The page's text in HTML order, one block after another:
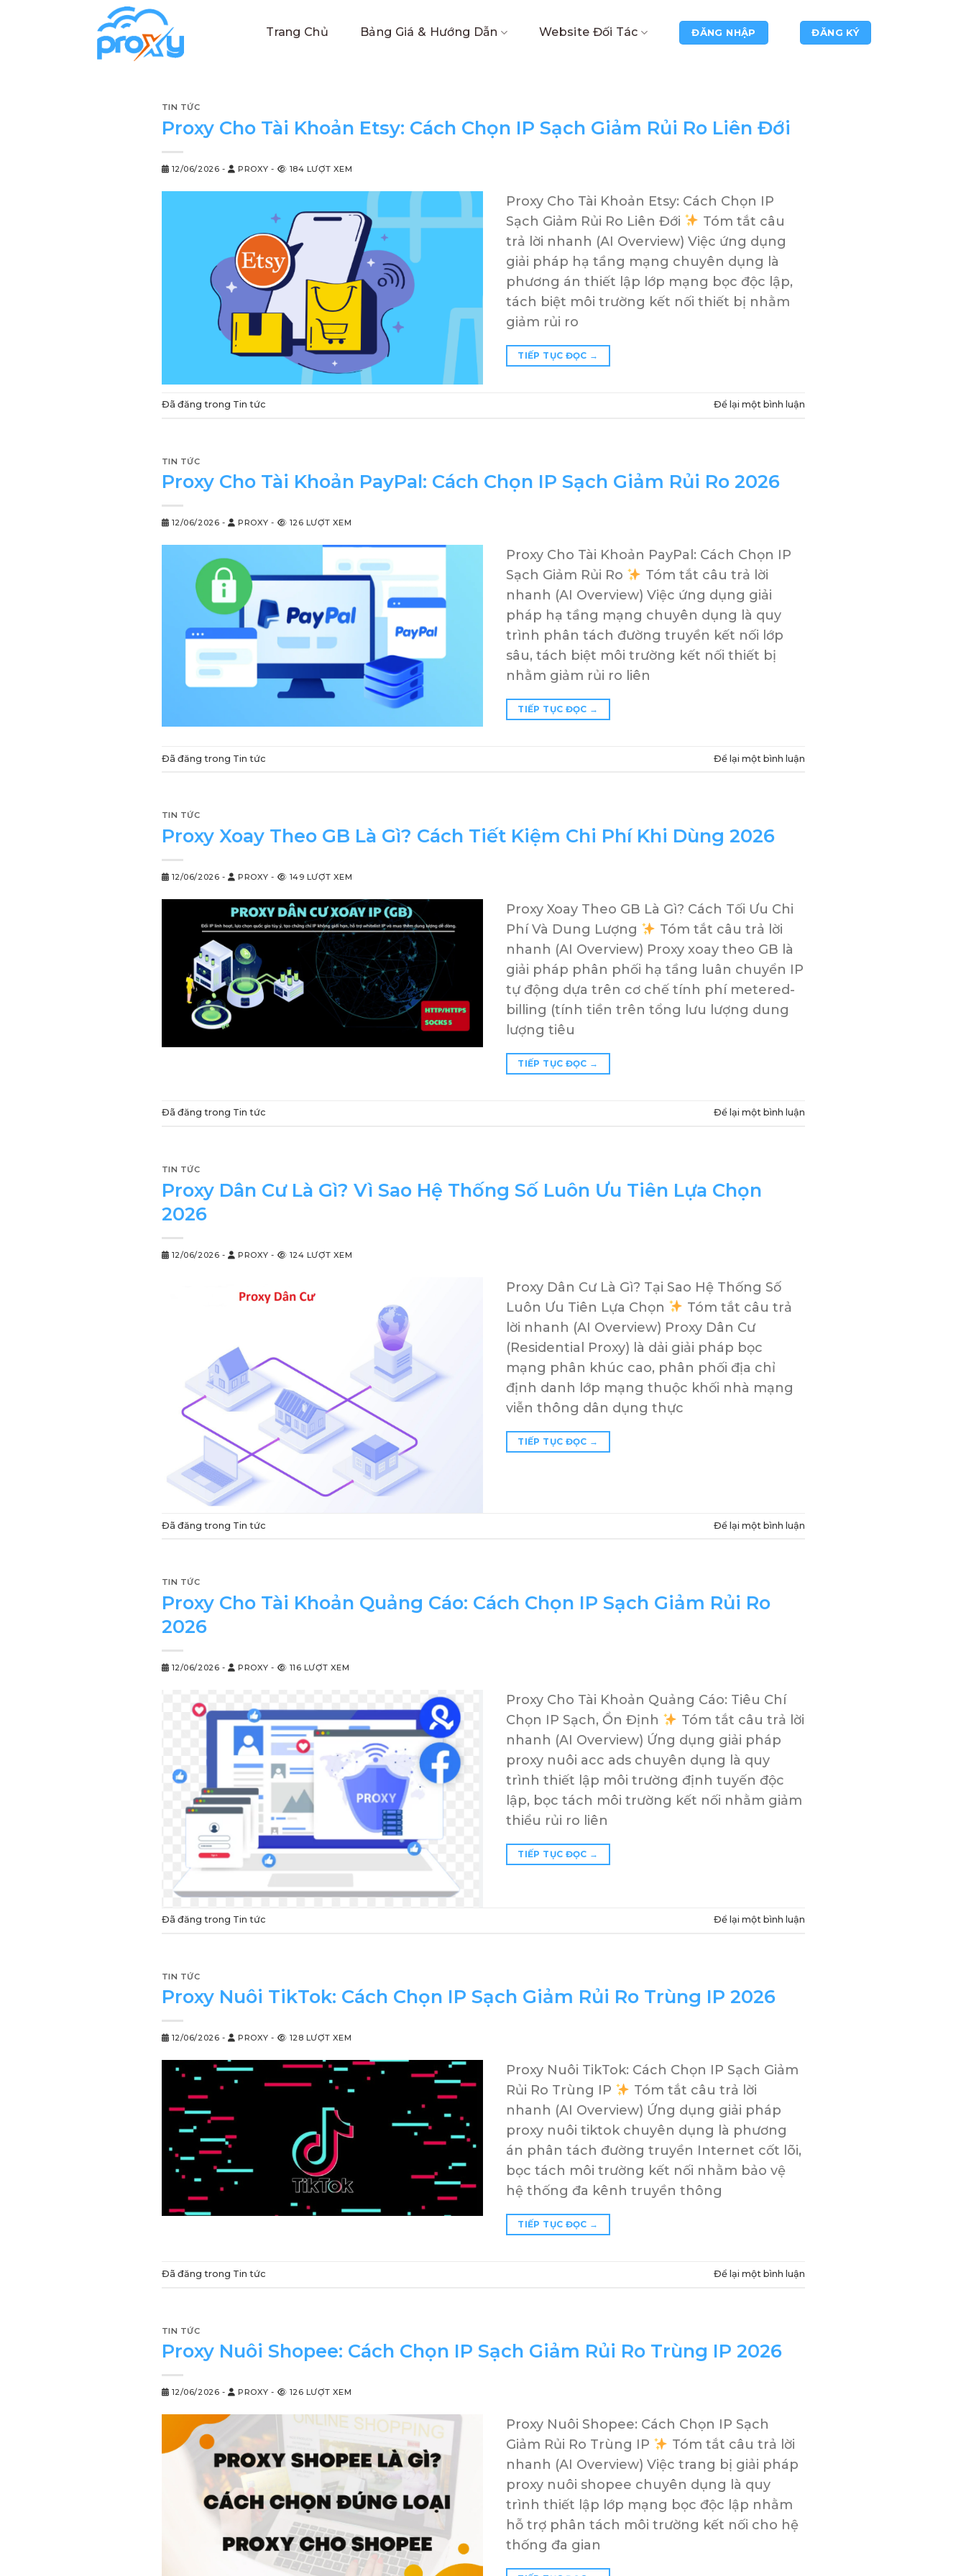
Trang Chủ Bảng Giá & Hướng Dẫn Website Đối Tác ĐĂNG NHẬP ĐĂNG KÝ
TIN TỨC
Proxy Cho Tài Khoản Etsy: Cách Chọn IP Sạch Giảm Rủi Ro Liên Đới
12/06/2026 - PROXY - 184 LƯỢT XEM
Proxy Cho Tài Khoản Etsy: Cách Chọn IP
Sạch Giảm Rủi Ro Liên Đới
Tóm tắt câu
trả lời nhanh (AI Overview) Việc ứng dụng
giải pháp hạ tầng mạng chuyên dụng là
phương án thiết lập lớp mạng bọc độc lập,
tách biệt môi trường kết nối thiết bị nhằm
giảm rủi ro
TIẾP TỤC ĐỌC →
Đã đăng trong Tin tức Để lại một bình luận
TIN TỨC
Proxy Cho Tài Khoản PayPal: Cách Chọn IP Sạch Giảm Rủi Ro 2026
12/06/2026 - PROXY - 126 LƯỢT XEM
Proxy Cho Tài Khoản PayPal: Cách Chọn IP
Sạch Giảm Rủi Ro
Tóm tắt câu trả lời
nhanh (AI Overview) Việc ứng dụng giải
pháp hạ tầng mạng chuyên dụng là quy
trình phân tách đường truyền kết nối lớp
sâu, tách biệt môi trường kết nối thiết bị
nhằm giảm rủi ro liên
TIẾP TỤC ĐỌC →
Đã đăng trong Tin tức Để lại một bình luận
TIN TỨC
Proxy Xoay Theo GB Là Gì? Cách Tiết Kiệm Chi Phí Khi Dùng 2026
12/06/2026 - PROXY - 149 LƯỢT XEM
Proxy Xoay Theo GB Là Gì? Cách Tối Ưu Chi
Phí Và Dung Lượng
Tóm tắt câu trả lời
nhanh (AI Overview) Proxy xoay theo GB là
giải pháp phân phối hạ tầng luân chuyển IP
tự động dựa trên cơ chế tính phí metered-
billing (tính tiền trên tổng lưu lượng dung
lượng tiêu
TIẾP TỤC ĐỌC →
Đã đăng trong Tin tức Để lại một bình luận
TIN TỨC
Proxy Dân Cư Là Gì? Vì Sao Hệ Thống Số Luôn Ưu Tiên Lựa Chọn
2026
12/06/2026 - PROXY - 124 LƯỢT XEM
Proxy Dân Cư Là Gì? Tại Sao Hệ Thống Số
Luôn Ưu Tiên Lựa Chọn
Tóm tắt câu trả
lời nhanh (AI Overview) Proxy Dân Cư
(Residential Proxy) là dải giải pháp bọc
mạng phân khúc cao, phân phối địa chỉ
định danh lớp mạng thuộc khối nhà mạng
viễn thông dân dụng thực
TIẾP TỤC ĐỌC →
Đã đăng trong Tin tức Để lại một bình luận
TIN TỨC
Proxy Cho Tài Khoản Quảng Cáo: Cách Chọn IP Sạch Giảm Rủi Ro
2026
12/06/2026 - PROXY - 116 LƯỢT XEM
Proxy Cho Tài Khoản Quảng Cáo: Tiêu Chí
Chọn IP Sạch, Ổn Định
Tóm tắt câu trả lời
nhanh (AI Overview) Ứng dụng giải pháp
proxy nuôi acc ads chuyên dụng là quy
trình thiết lập môi trường định tuyến độc
lập, bọc tách môi trường kết nối nhằm giảm
thiểu rủi ro liên
TIẾP TỤC ĐỌC →
Đã đăng trong Tin tức Để lại một bình luận
TIN TỨC
Proxy Nuôi TikTok: Cách Chọn IP Sạch Giảm Rủi Ro Trùng IP 2026
12/06/2026 - PROXY - 128 LƯỢT XEM
Proxy Nuôi TikTok: Cách Chọn IP Sạch Giảm
Rủi Ro Trùng IP
Tóm tắt câu trả lời
nhanh (AI Overview) Ứng dụng giải pháp
proxy nuôi tiktok chuyên dụng là phương
án phân tách đường truyền Internet cốt lõi,
bọc tách môi trường kết nối nhằm bảo vệ
hệ thống đa kênh truyền thông
TIẾP TỤC ĐỌC →
Đã đăng trong Tin tức Để lại một bình luận
TIN TỨC
Proxy Nuôi Shopee: Cách Chọn IP Sạch Giảm Rủi Ro Trùng IP 2026
12/06/2026 - PROXY - 126 LƯỢT XEM
Proxy Nuôi Shopee: Cách Chọn IP Sạch
Giảm Rủi Ro Trùng IP
Tóm tắt câu trả lời
nhanh (AI Overview) Việc trang bị giải pháp
proxy nuôi shopee chuyên dụng là quy
trình thiết lập lớp mạng bọc độc lập nhằm
hỗ trợ phân tách môi trường kết nối cho hệ
thống đa gian